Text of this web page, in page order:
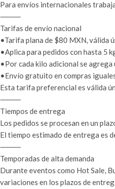
Para envíos internacionales
⸻
Tarifas de envío nacional
•Tarifa plana de $80 MXN, válida
•Aplica para pedidos con hasta 5
•Por cada kilo adicional se
•Envío gratuito en compras
Esta tarifa preferencial es válida
⸻
Tiempos de entrega
Los pedidos se procesan en un
El tiempo estimado de entrega es
⸻
Temporadas de alta demanda
Durante eventos como Hot Sale,
variaciones en los plazos de